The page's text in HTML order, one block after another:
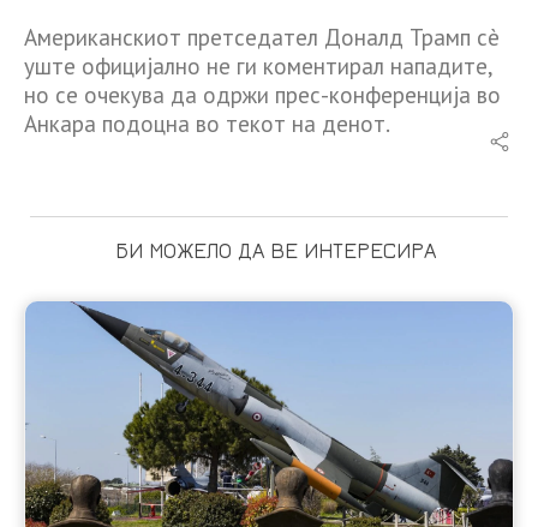
Американскиот претседател Доналд Трамп сè
уште официјално не ги коментирал нападите,
но се очекува да одржи прес-конференција во
Анкара подоцна во текот на денот.
БИ МОЖЕЛО ДА ВЕ ИНТЕРЕСИРА